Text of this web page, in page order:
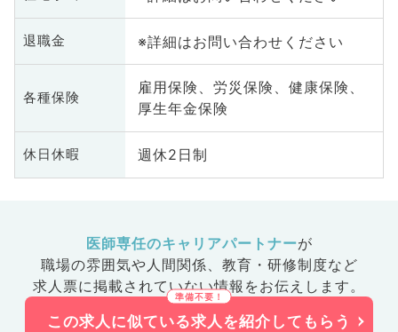
退職金 ※詳細はお問い合わせください
各種保険
雇用保険、労災保険、健康保険、
厚生年金保険
休日休暇 週休2日制
医師専任のキャリアパートナーが
職場の雰囲気や人間関係、 教育・研修制度など
求人票に掲載されていない情報をお伝えします。
この求人に似ている求人を紹介してもらう